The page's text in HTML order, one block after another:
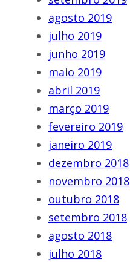
agosto 2019
julho 2019
junho 2019
maio 2019
abril 2019
março 2019
fevereiro 2019
janeiro 2019
dezembro 2018
novembro 2018
outubro 2018
setembro 2018
agosto 2018
julho 2018